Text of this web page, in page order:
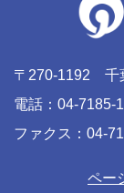
〒270-1192 千
電話：04-7185-
ファクス：04-
ペー